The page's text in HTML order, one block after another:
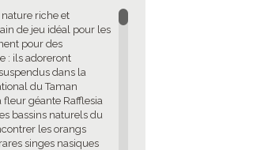
nature riche et
de jeu idéal pour les
pour des
: ils adoreront
dans la
du Taman
géante Rafflesia
bassins naturels du
les orangs
singes nasiques